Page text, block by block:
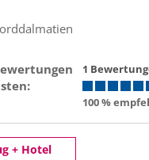
1
100 %
+ Hotel